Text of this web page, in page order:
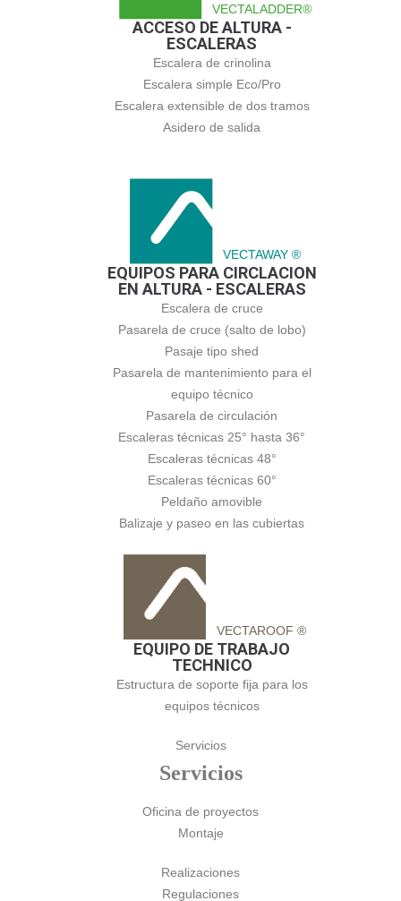
VECTALADDER®
ACCESO DE ALTURA -
ESCALERAS
Escalera de crinolina
Escalera simple Eco/Pro
Escalera extensible de dos tramos
Asidero de salida
VECTAWAY ®
EQUIPOS PARA CIRCLACION
EN ALTURA - ESCALERAS
Escalera de cruce
Pasarela de cruce (salto de lobo)
Pasaje tipo shed
Pasarela de mantenimiento para el
equipo técnico
Pasarela de circulación
Escaleras técnicas 25° hasta 36°
Escaleras técnicas 48°
Escaleras técnicas 60°
Peldaño amovible
Balizaje y paseo en las cubiertas
VECTAROOF ®
EQUIPO DE TRABAJO
TECHNICO
Estructura de soporte fija para los
equipos técnicos
Servicios
Servicios
Oficina de proyectos
Montaje
Realizaciones
Regulaciones